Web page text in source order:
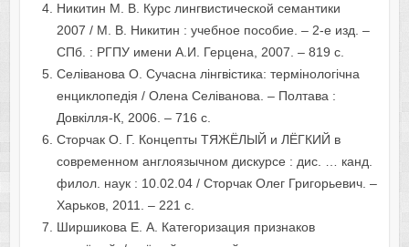
Никитин М. В. Курс лингвистической семантики
2007 / М. В. Никитин : учебное пособие. – 2-е изд. –
СПб. : РГПУ имени А.И. Герцена, 2007. – 819 с.
Селіванова О. Сучасна лінгвістика: термінологічна
енциклопедія / Олена Селіванова. – Полтава :
Довкілля-К, 2006. – 716 с.
Сторчак О. Г. Концепты ТЯЖЁЛЫЙ и ЛЁГКИЙ в
современном англоязычном дискурсе : дис. … канд.
филол. наук : 10.02.04 / Сторчак Олег Григорьевич. –
Харьков, 2011. – 221 с.
Ширшикова Е. А. Категоризация признаков